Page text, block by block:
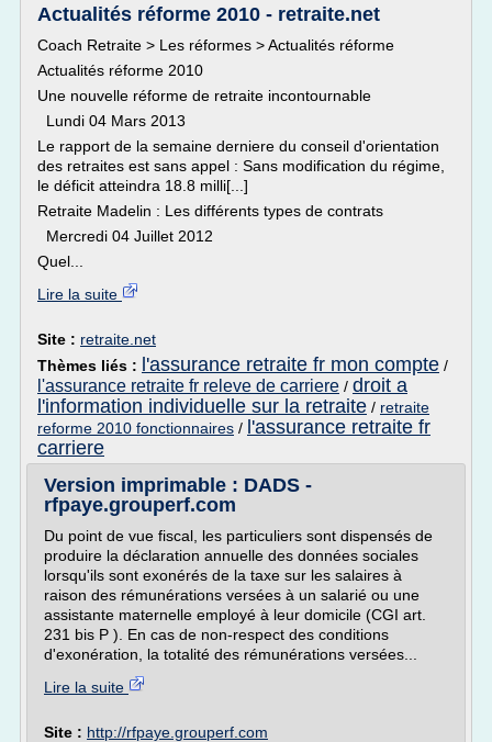
Actualités réforme 2010 - retraite.net
Coach Retraite > Les réformes > Actualités réforme
Actualités réforme 2010
Une nouvelle réforme de retraite incontournable
Lundi 04 Mars 2013
Le rapport de la semaine derniere du conseil d'orientation
des retraites est sans appel : Sans modification du régime,
le déficit atteindra 18.8 milli[...]
Retraite Madelin : Les différents types de contrats
Mercredi 04 Juillet 2012
Quel...
Lire la suite
Site : retraite.net
Thèmes liés :
l'assurance retraite fr mon compte /
l'assurance retraite fr releve de carriere / droit a
l'information individuelle sur la retraite / retraite
reforme 2010 fonctionnaires / l'assurance retraite fr
carriere
Version imprimable : DADS -
rfpaye.grouperf.com
Du point de vue fiscal, les particuliers sont dispensés de
produire la déclaration annuelle des données sociales
lorsqu'ils sont exonérés de la taxe sur les salaires à
raison des rémunérations versées à un salarié ou une
assistante maternelle employé à leur domicile (CGI art.
231 bis P ). En cas de non-respect des conditions
d'exonération, la totalité des rémunérations versées...
Lire la suite
Site : http://rfpaye.grouperf.com